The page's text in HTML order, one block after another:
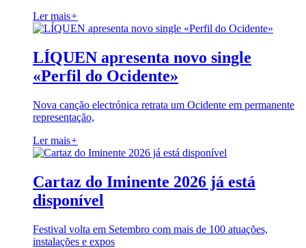
Ler mais+
LÍQUEN apresenta novo single
«Perfil do Ocidente»
Nova canção electrónica retrata um Ocidente em permanente
representação,
Ler mais+
Cartaz do Iminente 2026 já está
disponível
Festival volta em Setembro com mais de 100 atuações,
instalações e expos